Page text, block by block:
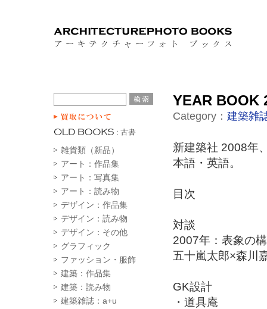
雑貨類（新品）
アート：作品集
アート：写真集
アート：読み物
デザイン：作品集
デザイン：読み物
デザイン：その他
グラフィック
ファッション・服飾
建築：作品集
建築：読み物
建築雑誌：a+u
YEAR BOOK
Category： 建築雑
新建築社 2008年
本語・英語。
目次
対談
2007年：表象の
五十嵐太郎×森川
GK設計
・道具庵